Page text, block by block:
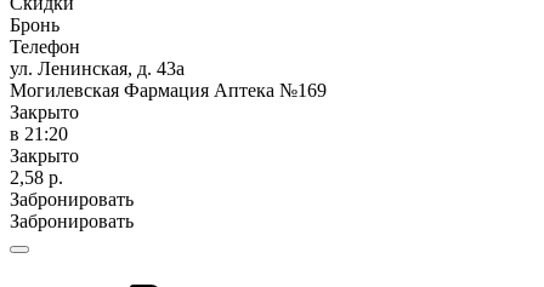
Бронь
Телефон
ул. Ленинская, д. 43а
Могилевская Фармация Аптека №169
Закрыто
в 21:20
Закрыто
2,58 р.
Забронировать
Забронировать